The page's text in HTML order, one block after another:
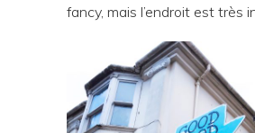
fancy, mais l’endroit est très